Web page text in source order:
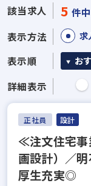
該当求人 5 件
表示方法
求
表示順 お
詳細表示
正社員 設計
≪注文住宅
画設計）／
厚生充実◎